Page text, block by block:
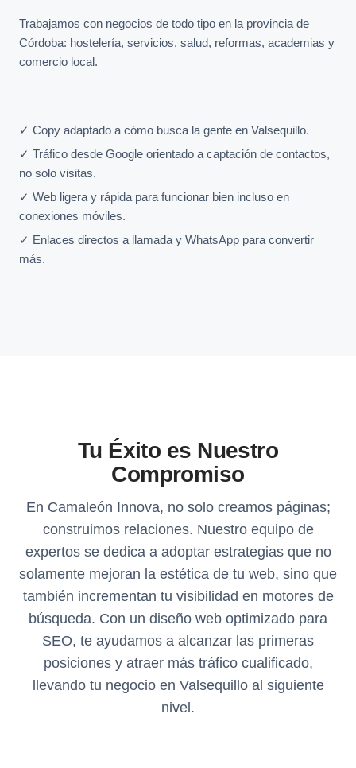
Trabajamos con negocios de todo tipo en la provincia de
Córdoba: hostelería, servicios, salud, reformas, academias y
comercio local.
✓ Copy adaptado a cómo busca la gente en Valsequillo.
✓ Tráfico desde Google orientado a captación de contactos,
no solo visitas.
✓ Web ligera y rápida para funcionar bien incluso en
conexiones móviles.
✓ Enlaces directos a llamada y WhatsApp para convertir
más.
Tu Éxito es Nuestro
Compromiso
En Camaleón Innova, no solo creamos páginas;
construimos relaciones. Nuestro equipo de
expertos se dedica a adoptar estrategias que no
solamente mejoran la estética de tu web, sino que
también incrementan tu visibilidad en motores de
búsqueda. Con un diseño web optimizado para
SEO, te ayudamos a alcanzar las primeras
posiciones y atraer más tráfico cualificado,
llevando tu negocio en Valsequillo al siguiente
nivel.